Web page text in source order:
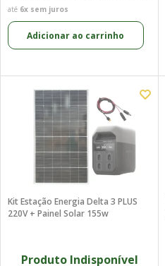
até 6x sem juros
Adicionar ao carrinho
Kit Estação Energia Delta 3 PLUS
220V + Painel Solar 155w
Produto Indisponível